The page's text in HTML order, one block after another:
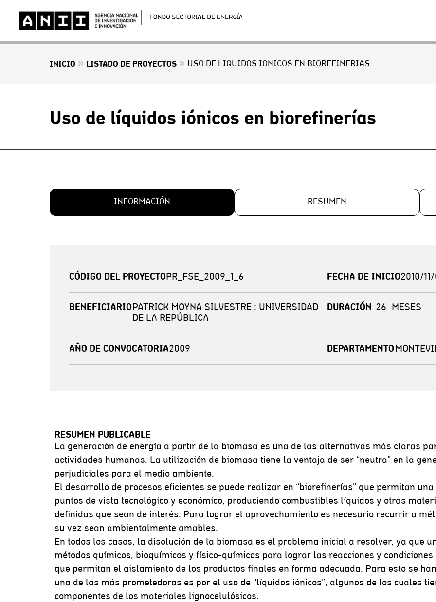
INICIO » LISTADO DE PROYECTOS » USO DE LÍQUIDOS IÓNICOS EN BIOREFINERÍAS
Uso de líquidos iónicos en biorefinerías
INFORMACIÓN RESUMEN
CÓDIGO DEL PROYECTOPR_FSE_2009_1_6 FECHA DE INICIO2010/11/
BENEFICIARIOPATRICK MOYNA SILVESTRE : UNIVERSIDAD
DE LA REPÚBLICA
DURACIÓN 26
AÑO DE CONVOCATORIA2009 DEPARTAMENTO
RESUMEN PUBLICABLE
La generación de energía a partir de la biomasa es una de las alternativas más claras
actividades humanas. La utilización de biomasa tiene la ventaja de ser “neutra” en la
perjudiciales para el medio ambiente.
El desarrollo de procesos eficientes se puede realizar en “biorefinerías” que permitan
puntos de vista tecnológico y económico, produciendo combustibles líquidos y otras
definidas que sean de interés. Para lograr el aprovechamiento es necesario recurrir a
su vez sean ambientalmente amables.
En todos los casos, la disolución de la biomasa es el problema inicial a resolver, ya que
métodos químicos, bioquímicos y físico-químicos para lograr las reacciones y
que permitan el aislamiento de los productos finales en forma adecuada. Para esto se
una de las más prometedoras es por el uso de “líquidos iónicos”, algunos de los cuales
componentes de los materiales lignocelulósicos.